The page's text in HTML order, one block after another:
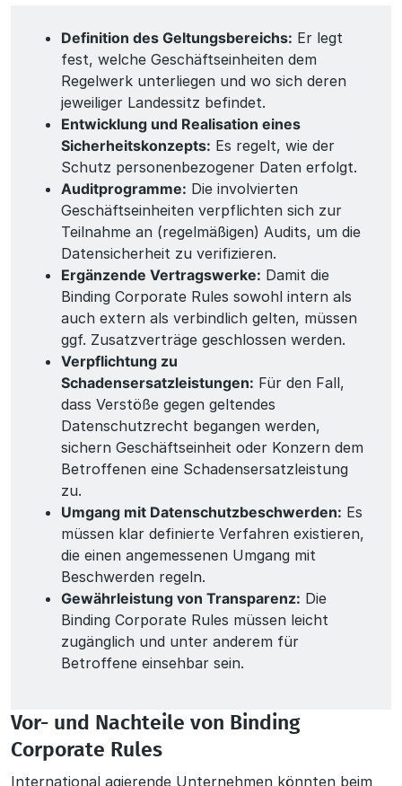
Definition des Geltungsbereichs: Er legt
fest, welche Geschäftseinheiten dem
Regelwerk unterliegen und wo sich deren
jeweiliger Landessitz befindet.
Entwicklung und Realisation eines
Sicherheitskonzepts: Es regelt, wie der
Schutz personenbezogener Daten erfolgt.
Auditprogramme: Die involvierten
Geschäftseinheiten verpflichten sich zur
Teilnahme an (regelmäßigen) Audits, um die
Datensicherheit zu verifizieren.
Ergänzende Vertragswerke: Damit die
Binding Corporate Rules sowohl intern als
auch extern als verbindlich gelten, müssen
ggf. Zusatzverträge geschlossen werden.
Verpflichtung zu
Schadensersatzleistungen: Für den Fall,
dass Verstöße gegen geltendes
Datenschutzrecht begangen werden,
sichern Geschäftseinheit oder Konzern dem
Betroffenen eine Schadensersatzleistung
zu.
Umgang mit Datenschutzbeschwerden: Es
müssen klar definierte Verfahren existieren,
die einen angemessenen Umgang mit
Beschwerden regeln.
Gewährleistung von Transparenz: Die
Binding Corporate Rules müssen leicht
zugänglich und unter anderem für
Betroffene einsehbar sein.
Vor- und Nachteile von Binding
Corporate Rules
International agierende Unternehmen könnten beim